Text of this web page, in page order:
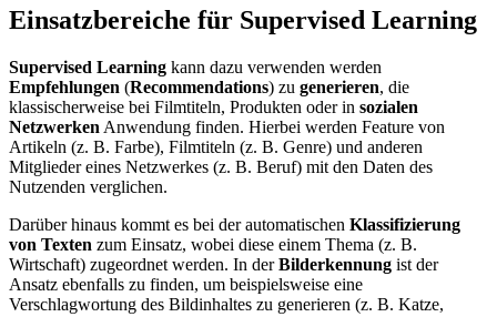
Einsatzbereiche für Supervised Learning
Supervised Learning kann dazu verwenden werden
Empfehlungen (Recommendations) zu generieren, die
klassischerweise bei Filmtiteln, Produkten oder in sozialen
Netzwerken Anwendung finden. Hierbei werden Feature von
Artikeln (z. B. Farbe), Filmtiteln (z. B. Genre) und anderen
Mitglieder eines Netzwerkes (z. B. Beruf) mit den Daten des
Nutzenden verglichen.
Darüber hinaus kommt es bei der automatischen Klassifizierung
von Texten zum Einsatz, wobei diese einem Thema (z. B.
Wirtschaft) zugeordnet werden. In derBilderkennung ist der
Ansatz ebenfalls zu finden, um beispielsweise eine
Verschlagwortung des Bildinhaltes zu generieren (z. B. Katze,